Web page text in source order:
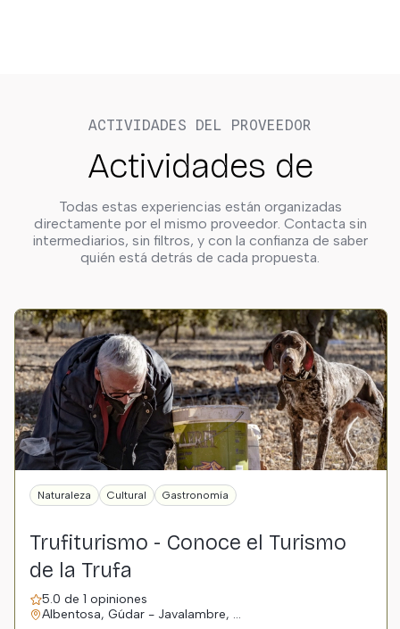
ACTIVIDADES DEL PROVEEDOR
Actividades de
Todas estas experiencias están organizadas
directamente por el mismo proveedor. Contacta sin
intermediarios, sin filtros, y con la confianza de saber
quién está detrás de cada propuesta.
Naturaleza Cultural Gastronomía
Trufiturismo - Conoce el Turismo
de la Trufa
5.0 de 1 opiniones
Albentosa, Gúdar - Javalambre, …